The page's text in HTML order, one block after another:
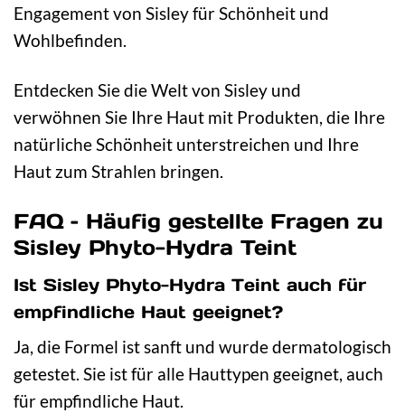
Engagement von Sisley für Schönheit und
Wohlbefinden.
Entdecken Sie die Welt von Sisley und
verwöhnen Sie Ihre Haut mit Produkten, die Ihre
natürliche Schönheit unterstreichen und Ihre
Haut zum Strahlen bringen.
FAQ – Häufig gestellte Fragen zu
Sisley Phyto-Hydra Teint
Ist Sisley Phyto-Hydra Teint auch für
empfindliche Haut geeignet?
Ja, die Formel ist sanft und wurde dermatologisch
getestet. Sie ist für alle Hauttypen geeignet, auch
für empfindliche Haut.